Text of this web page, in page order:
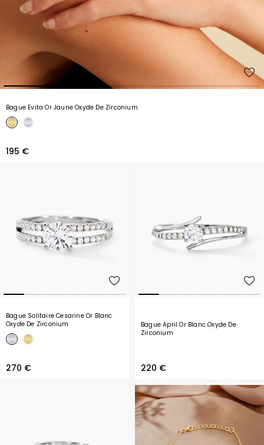
Bague Evita Or Jaune Oxyde De Zirconium
195 €
Bague Solitaire Cesarine Or Blanc
Oxyde De Zirconium
270 €
Bague April Or Blanc Oxyde De
Zirconium
220 €